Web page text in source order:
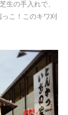
生の手入れで、
こ！このキワ刈